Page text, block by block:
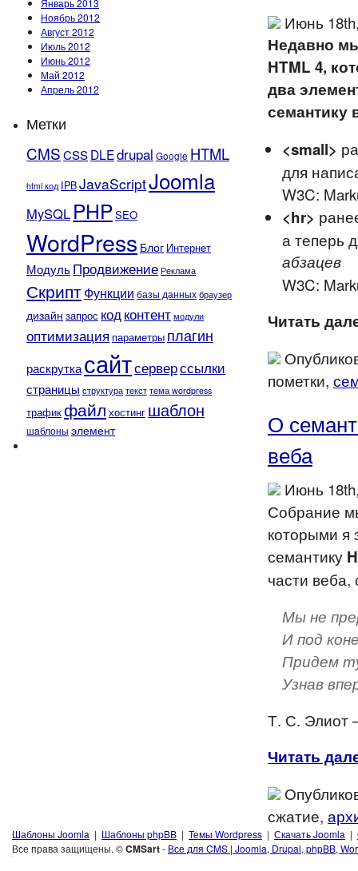
Январь 2013
Ноябрь 2012
Август 2012
Июль 2012
Июнь 2012
Май 2012
Апрель 2012
Метки
CMSCSSDLEdrupal Google HTML
html код IPBJavaScriptJoomla
MySQL PHPSEO
WordPress Блог Интернет
МодульПродвижение Реклама
СкриптФункции базы данных браузер
дизайн запрос кодконтент модули
оптимизация параметры плагин
раскруткасайтсерверссылки
страницы структура текст тема wordpress
трафикфайл хостинг шаблон
шаблоны элемент
Июнь
Недавно
HTML 4,
два
семантику
<small>
для
W3C:
<hr>
а теперь
абзацев
W3C:
Читать
пометки,
О
веба
Июнь
Собрание
которыми я
семантику
части
Мы не
И под
Придем
Узнав
Т. С. Элиот
Читать
сжатие,
Шаблоны Joomla | Шаблоны phpBB | Темы Wordpress | Скачать Joomla |
Все права защищены. ©CMSart- Все для CMS | Joomla, Drupal, phpBB,